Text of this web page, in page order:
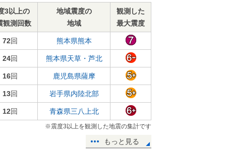
3以上の
観測回数
地域震度の
地域
観測した
最大震度
72回 熊本県熊本
24回 熊本県天草・芦北
16回 鹿児島県薩摩
13回 岩手県内陸北部
12回 青森県三八上北
※震度3以上を観測した地震の集計です
もっと見る